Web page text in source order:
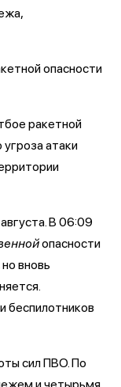
опасности
ракетной
атаки
В 06:09
опасности
вновь
беспилотников
сил ПВО. По